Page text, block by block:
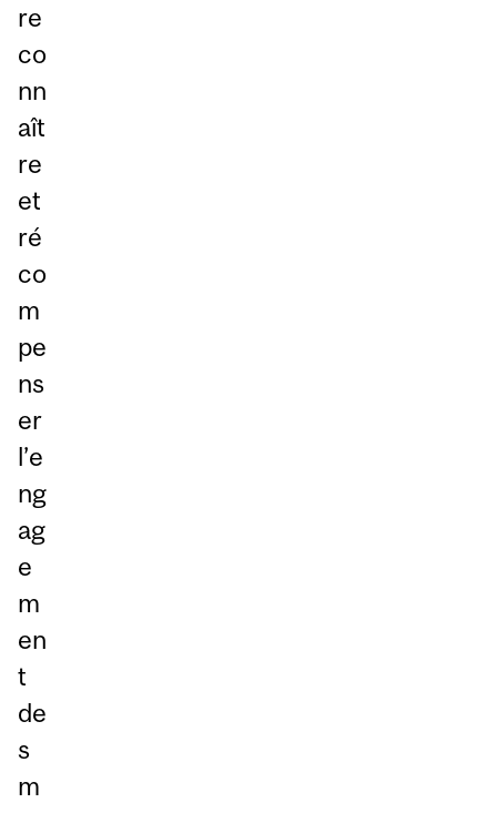
re
co
nn
aît
re
et
ré
co
m
pe
ns
er
l’e
ng
ag
e
m
en
t
de
s
m